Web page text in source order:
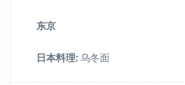
东京
日本料理: 乌冬面